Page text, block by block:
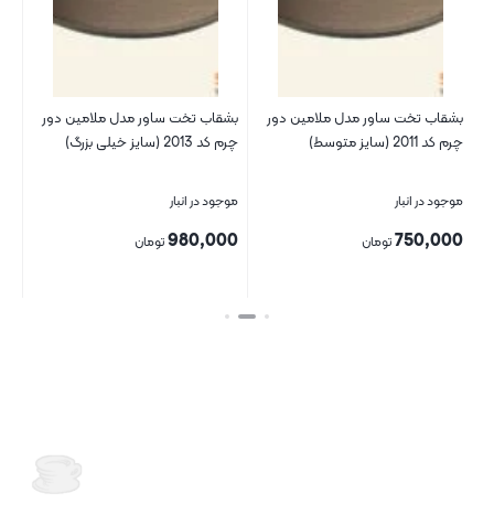
بشقاب تخت ساور مدل ملامین دور
چرم کد 2011 (سایز متوسط)
موجود در انبار
750,000تومان
بشقاب تخت ساور مدل ملامین دور
چرم کد 2013 (سایز خیلی بزرگ)
موجود در انبار
980,000تومان
بستن